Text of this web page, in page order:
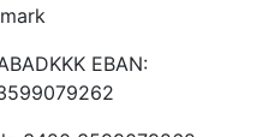
EBAN: